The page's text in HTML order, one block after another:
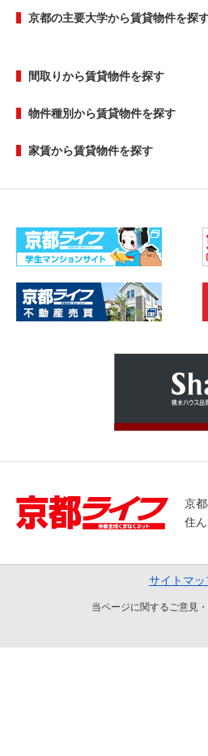
京都の主要大学から賃貸物件を探
間取りから賃貸物件を探す
物件種別から賃貸物件を探す
家賃から賃貸物件を探す
京
住
サイトマッ
当ページに関するご意見